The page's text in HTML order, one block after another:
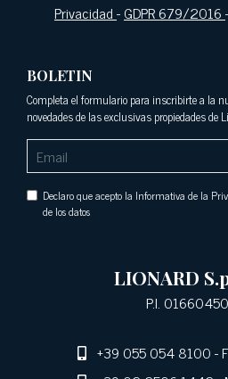
Privacidad-GDPR 679/2016-
BOLETIN
Completa el formulario para inscribirte a la
novedades de las exclusivas propiedades de
Declaro que acepto la Informativa de la
de los datos
LIONARD
P.I.
+39 055 054 8100-